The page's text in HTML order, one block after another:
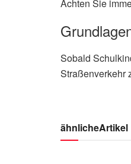
Achten Sie
Sobald
Straßenverkehr
ähnlicheArtikel